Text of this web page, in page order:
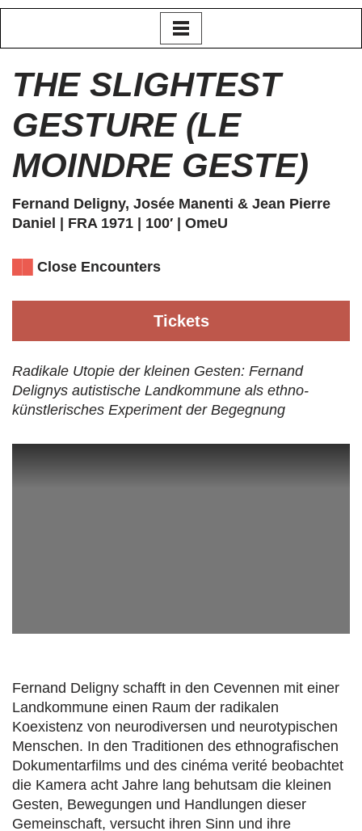
springen
THE SLIGHTEST
GESTURE (LE
MOINDRE GESTE)
Fernand Deligny, Josée Manenti & Jean Pierre
Daniel | FRA 1971 | 100′ | OmeU
Close Encounters
Tickets
Radikale Utopie der kleinen Gesten: Fernand
Delignys autistische Landkommune als ethno-
künstlerisches Experiment der Begegnung
Fernand Deligny schafft in den Cevennen mit einer
Landkommune einen Raum der radikalen
Koexistenz von neurodiversen und neurotypischen
Menschen. In den Traditionen des ethnografischen
Dokumentarfilms und des cinéma verité beobachtet
die Kamera acht Jahre lang behutsam die kleinen
Gesten, Bewegungen und Handlungen dieser
Gemeinschaft, versucht ihren Sinn und ihre